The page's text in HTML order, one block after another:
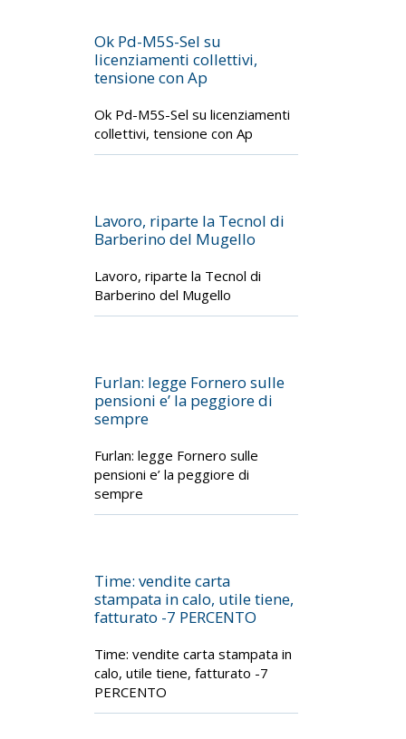
Ok Pd-M5S-Sel su
licenziamenti collettivi,
tensione con Ap
Ok Pd-M5S-Sel su licenziamenti
collettivi, tensione con Ap
Lavoro, riparte la Tecnol di
Barberino del Mugello
Lavoro, riparte la Tecnol di
Barberino del Mugello
Furlan: legge Fornero sulle
pensioni e’ la peggiore di
sempre
Furlan: legge Fornero sulle
pensioni e’ la peggiore di
sempre
Time: vendite carta
stampata in calo, utile tiene,
fatturato -7 PERCENTO
Time: vendite carta stampata in
calo, utile tiene, fatturato -7
PERCENTO